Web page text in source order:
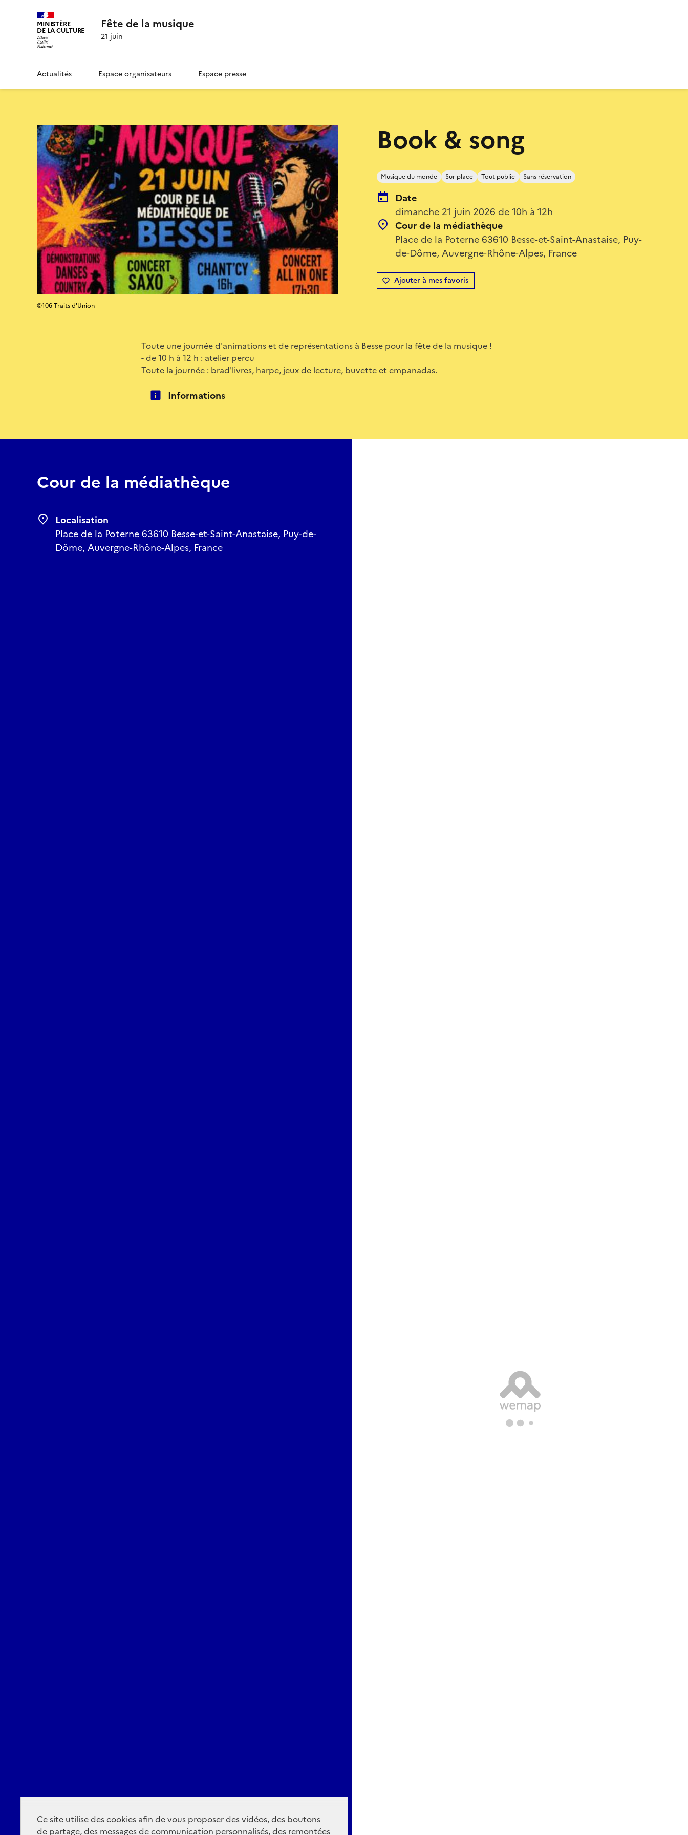
Ce site utilise des cookies afin de vous proposer des vidéos, des boutons
de partage, des messages de communication personnalisés, des remontées
MINISTÈRE
DE LA CULTURE Fête de la musique
21 juin
Actualités Espace organisateurs Espace presse
Book & song
Musique du monde Sur place Tout public Sans réservation
Date
dimanche 21 juin 2026 de 10h à 12h
Cour de la médiathèque
Place de la Poterne 63610 Besse-et-Saint-Anastaise, Puy-
de-Dôme, Auvergne-Rhône-Alpes, France
Ajouter à mes favoris
©106 Traits d'Union
Toute une journée d'animations et de représentations à Besse pour la fête de la musique !
- de 10 h à 12 h : atelier percu
Toute la journée : brad'livres, harpe, jeux de lecture, buvette et empanadas.
Informations
Cour de la médiathèque
Localisation
Place de la Poterne 63610 Besse-et-Saint-Anastaise, Puy-de-
Dôme, Auvergne-Rhône-Alpes, France